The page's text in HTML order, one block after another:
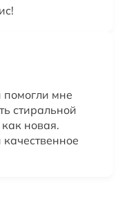
помогли мне
стиральной
новая.